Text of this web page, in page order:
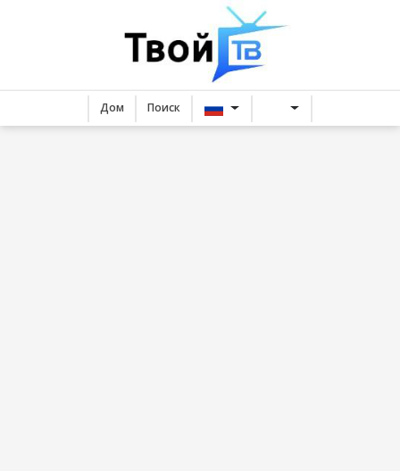
Дом Поиск